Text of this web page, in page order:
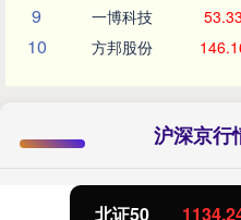
9 一博科技 53.33
10 方邦股份
沪深京行
北证50